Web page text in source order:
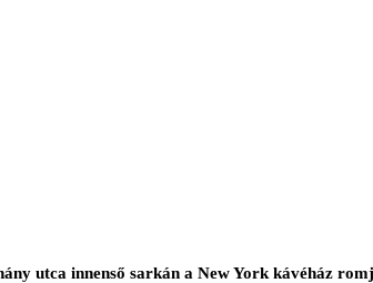
utca innenső sarkán a New York kávéház